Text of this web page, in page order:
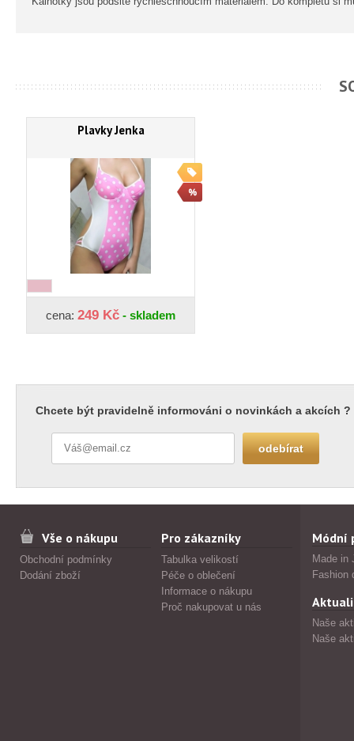
Plavky Jenka
cena: 249 Kč - skladem
Chcete být pravidelně informováni o novinkách a akcích ?
Vše o nákupu
Obchodní podmínky
Dodání zboží
Pro zákazníky
Tabulka velikostí
Péče o oblečení
Informace o nákupu
Proč nakupovat u nás
Módní
Made in
Fashion
Naše
Naše